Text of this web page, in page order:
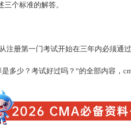
个标准的解答。
注册第一门考试开始在三年内必须通
多少？考试好过吗？”的全部内容，